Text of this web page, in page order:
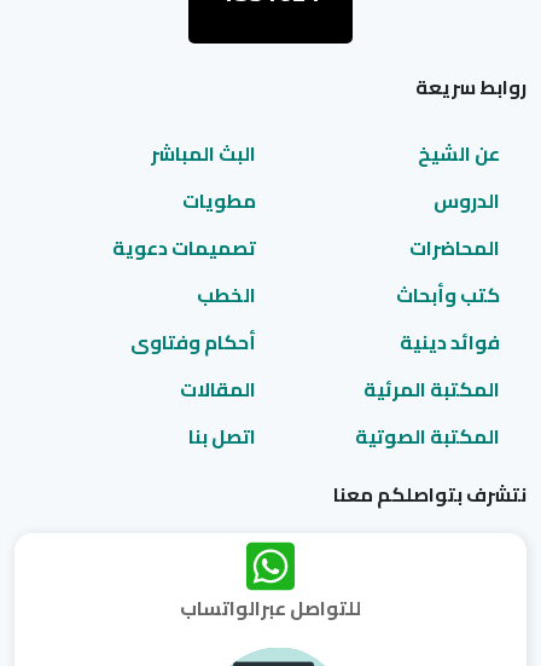
روابط سريعة
عن الشيخ
البث المباشر
الدروس
مطويات
المحاضرات
تصميمات دعوية
كتب وأبحاث
الخطب
فوائد دينية
أحكام وفتاوى
المكتبة المرئية
المقالات
المكتبة الصوتية
اتصل بنا
نتشرف بتواصلكم معنا
للتواصل عبرالواتساب